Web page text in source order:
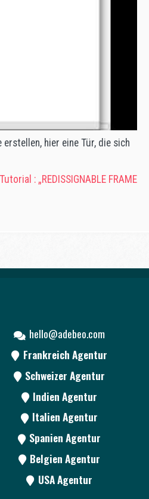
hier eine Tür, die sich
: „REDISSIGNABLE FRAME
hello@adebeo.com
Frankreich Agentur
Schweizer Agentur
Indien Agentur
Italien Agentur
Spanien Agentur
Belgien Agentur
USA Agentur